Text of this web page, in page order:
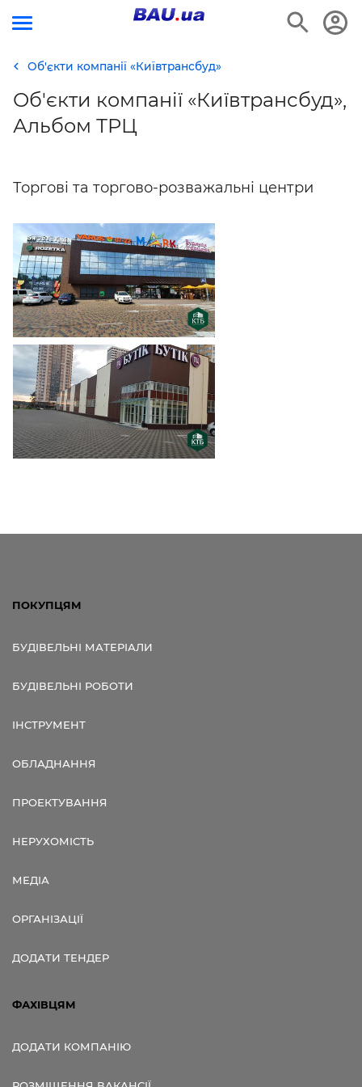
Об'єкти компанії «Київтрансбуд»
Об'єкти компанії «Київтрансбуд»,
Альбом ТРЦ
Торгові та торгово-розважальні центри
ПОКУПЦЯМ
БУДІВЕЛЬНІ МАТЕРІАЛИ
БУДІВЕЛЬНІ РОБОТИ
ІНСТРУМЕНТ
ОБЛАДНАННЯ
ПРОЕКТУВАННЯ
НЕРУХОМІСТЬ
МЕДІА
ОРГАНІЗАЦІЇ
ДОДАТИ ТЕНДЕР
ФАХІВЦЯМ
ДОДАТИ КОМПАНІЮ